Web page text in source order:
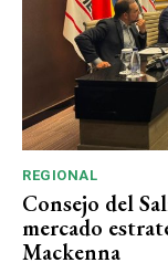
REGIONAL
Consejo del
mercado
Mackenna